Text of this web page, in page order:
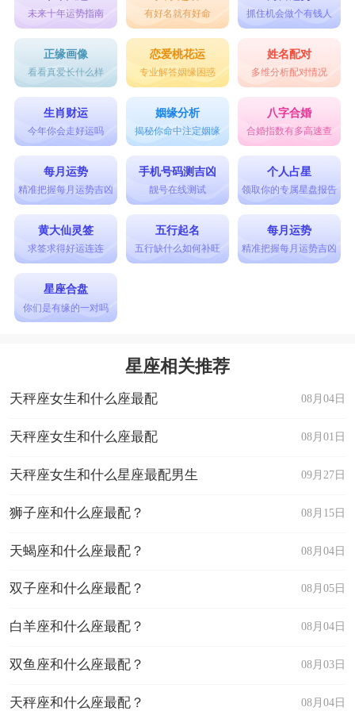
未来十年运势指南 有好名就有好命 抓住机会做个有钱人
正缘画像
看看真爱长什么样
恋爱桃花运
专业解答姻缘困惑
姓名配对
多维分析配对情况
生肖财运
今年你会走好运吗
姻缘分析
揭秘你命中注定姻缘
八字合婚
合婚指数有多高速查
每月运势
精准把握每月运势吉凶
手机号码测吉凶
靓号在线测试
个人占星
领取你的专属星盘报告
黄大仙灵签
求签求得好运连连
五行起名
五行缺什么如何补旺
每月运势
精准把握每月运势吉凶
星座合盘
你们是有缘的一对吗
星座相关推荐
08月04日
天秤座女生和什么座最配
08月01日
天秤座女生和什么座最配
09月27日
天秤座女生和什么星座最配男生
08月15日
狮子座和什么座最配？
08月04日
天蝎座和什么座最配？
08月05日
双子座和什么座最配？
08月04日
白羊座和什么座最配？
08月03日
双鱼座和什么座最配？
08月04日
天秤座和什么座最配？